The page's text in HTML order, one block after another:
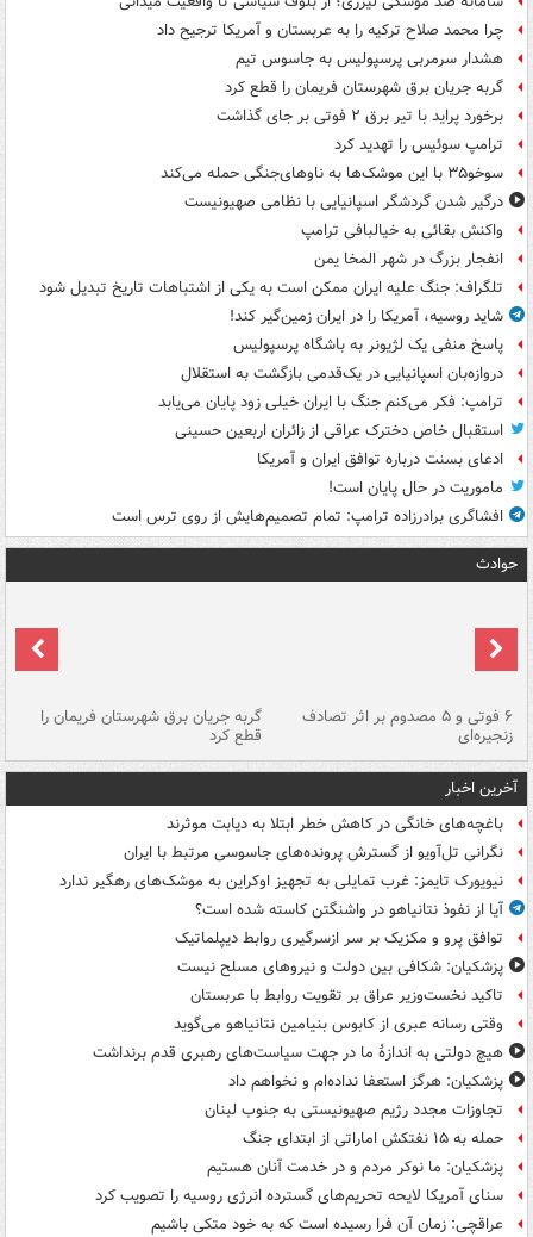
چرا محمد صلاح ترکیه را به عربستان و آمریکا ترجیح داد
هشدار سرمربی پرسپولیس به جاسوس تیم
گربه جریان برق شهرستان فریمان را قطع کرد
برخورد پراید با تیر برق ۲ فوتی بر جای گذاشت
ترامپ سوئیس را تهدید کرد
سوخو۳۵ با این موشک‌ها به ناوهای‌جنگی حمله می‌کند
درگیر شدن گردشگر اسپانیایی با نظامی صهیونیست
واکنش بقائی به خیالبافی ترامپ
انفجار بزرگ در شهر المخا یمن
تلگراف: جنگ علیه ایران ممکن است به یکی از اشتباهات تاریخ تبدیل شود
شاید روسیه، آمریکا را در ایران زمین‌گیر کند!
پاسخ منفی یک لژیونر به باشگاه پرسپولیس
دروازه‌بان اسپانیایی در یک‌قدمی بازگشت به استقلال
ترامپ: فکر می‌کنم جنگ با ایران خیلی زود پایان می‌یابد
استقبال خاص دخترک عراقی از زائران اربعین حسینی
ادعای بسنت درباره توافق ایران و آمریکا
ماموریت در حال پایان است!
افشاگری برادرزاده ترامپ: تمام تصمیم‌هایش از روی ترس است
حوادث
۶ فوتی و ۵ مصدوم بر اثر تصادف
زنجیره‌ای
گربه جریان برق شهرستان فریمان را
قطع کرد
آخرین اخبار
باغچه‌های خانگی در کاهش خطر ابتلا به دیابت موثرند
نگرانی تل‌آویو از گسترش پرونده‌های جاسوسی مرتبط با ایران
نیویورک تایمز: غرب تمایلی به تجهیز اوکراین به موشک‌های رهگیر ندارد
آیا از نفوذ نتانیاهو در واشنگتن کاسته شده است؟
توافق پرو و مکزیک بر سر ازسرگیری روابط دیپلماتیک
پزشکیان: شکافی بین دولت و نیروهای مسلح نیست
تاکید نخست‌وزیر عراق بر تقویت روابط با عربستان
وقتی رسانه عبری از کابوس بنیامین نتانیاهو می‌گوید
هیچ دولتی به اندازۀ ما در جهت سیاست‌های رهبری قدم برنداشت
پزشکیان: هرگز استعفا نداده‌ام و نخواهم داد
تجاوزات مجدد رژیم صهیونیستی به جنوب لبنان
حمله به ۱۵ نفتکش‌ اماراتی از ابتدای جنگ
پزشکیان: ما نوکر مردم و در خدمت آنان هستیم
سنای آمریکا لایحه تحریم‌های گسترده انرژی روسیه را تصویب کرد
عراقچی: زمان آن فرا رسیده است که به خود متکی باشیم